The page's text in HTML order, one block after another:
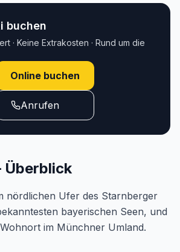
buchen
· Keine Extrakosten · Rund um die
Online buchen
Anrufen
Überblick
nördlichen Ufer des Starnberger
bayerischen Seen, und
im Münchner Umland.